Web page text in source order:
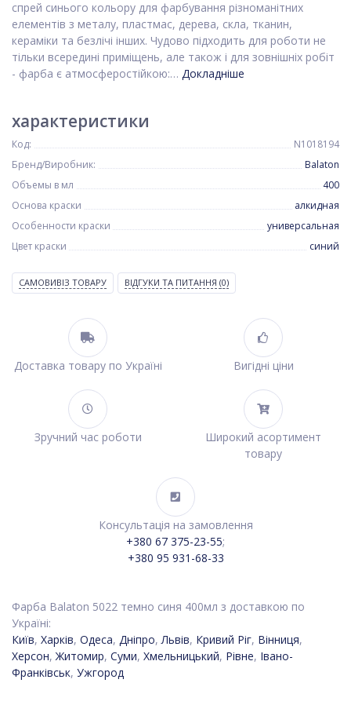
спрей синього кольору для фарбування різноманітних
елементів з металу, пластмас, дерева, скла, тканин,
кераміки та безлічі інших. Чудово підходить для роботи не
тільки всередині приміщень, але також і для зовнішніх робіт
- фарба є атмосферостійкою:… Докладніше
характеристики
Код:
N1018194
Бренд/Виробник:
Balaton
Объемы в мл
400
Основа краски
алкидная
Особенности краски
универсальная
Цвет краски
синий
САМОВИВІЗ ТОВАРУ ВІДГУКИ ТА ПИТАННЯ (0)
Доставка товару по Україні Вигідні ціни
Зручний час роботи
Широкий асортимент
товару
Консультація на замовлення
+380 67 375-23-55;
+380 95 931-68-33
Фарба Balaton 5022 темно синя 400мл з доставкою по
Україні:
Київ, Харків, Одеса, Дніпро,Львів, Кривий Ріг, Вінниця,
Херсон,Житомир, Суми, Хмельницький, Рівне, Івано-
Франківськ, Ужгород